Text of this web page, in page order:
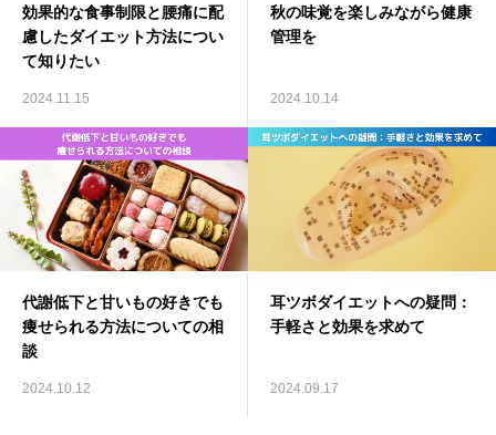
効果的な食事制限と腰痛に配
慮したダイエット方法につい
て知りたい
2024.11.15
秋の味覚を楽しみながら健康
管理を
2024.10.14
代謝低下と甘いもの好きでも
痩せられる方法についての相
談
2024.10.12
耳ツボダイエットへの疑問：
手軽さと効果を求めて
2024.09.17